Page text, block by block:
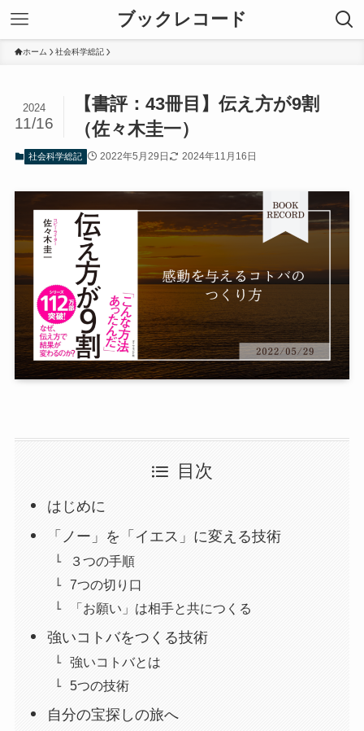
ブックレコード
ホーム 社会科学総記
【書評：43冊目】伝え方が9割
（佐々木圭一）
2024
11/16
社会科学総記 2022年5月29日 2024年11月16日
目次
はじめに
「ノー」を「イエス」に変える技術
３つの手順
7つの切り口
「お願い」は相手と共につくる
強いコトバをつくる技術
強いコトバとは
5つの技術
自分の宝探しの旅へ